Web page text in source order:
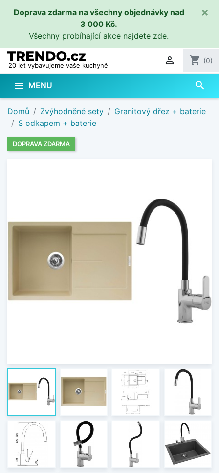
Doprava zdarma na všechny objednávky nad
3 000 Kč.
Všechny probíhající akce najdete zde.
×
20 let vybavujeme vaše kuchyně  shopping_cart (0)
 MENU search
Domů Zvýhodněné sety
Granitový dřez + baterie
S odkapem + baterie
DOPRAVA ZDARMA